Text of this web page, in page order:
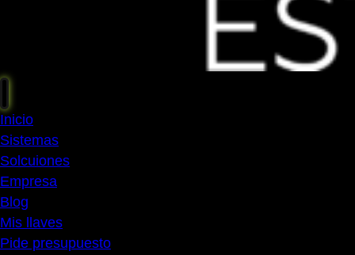
Inicio
Sistemas
Solcuiones
Empresa
Blog
Mis llaves
Pide presupuesto